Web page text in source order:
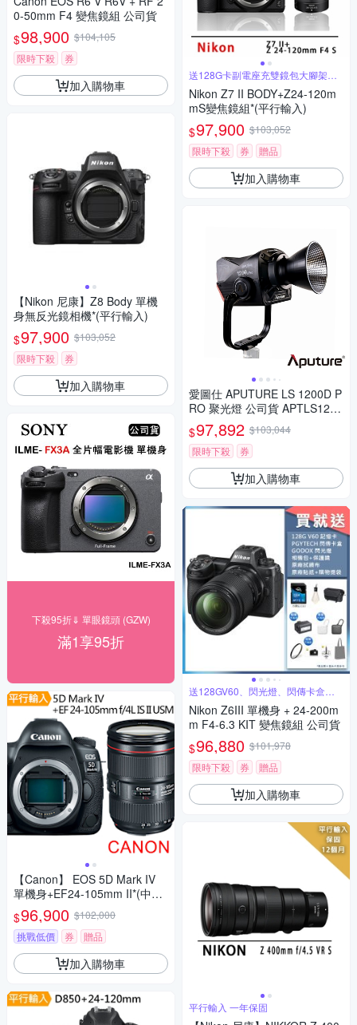
0-50mm F4 變焦鏡組 公司貨
$98,900 $104,105
限時下殺
券
加入購物車
【Nikon 尼康】Z8 Body 單機
身無反光鏡相機*(平行輸入)
$97,900 $103,052
限時下殺
券
加入購物車
下殺95折⇓ 單眼鏡頭 (GZW)
滿1享95折
【Canon】 EOS 5D Mark IV
單機身+EF24-105mm II*(中文
平輸)
$96,900 $102,000
挑戰低價
券 贈品
加入購物車
送128G卡副電座充雙鏡包大腳架全
配
Nikon Z7 II BODY+Z24-120m
mS變焦鏡組*(平行輸入)
$97,900 $103,052
限時下殺
券 贈品
加入購物車
愛圖仕 APUTURE LS 1200D P
RO 聚光燈 公司貨 APTLS1200
DPRO
$97,892 $103,044
限時下殺
券
加入購物車
送128GV60、閃光燈、閃傳卡盒、
背包
Nikon Z6III 單機身 + 24-200m
m F4-6.3 KIT 變焦鏡組 公司貨
$96,880 $101,978
限時下殺
券 贈品
加入購物車
平行輸入 一年保固